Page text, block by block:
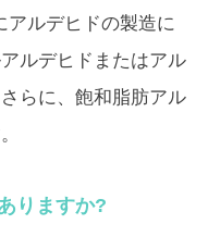
アルデヒドの製造に
ルデヒドまたはアル
らに、飽和脂肪アル
りますか?